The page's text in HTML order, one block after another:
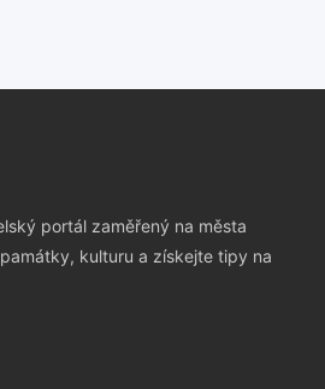
portál zaměřený na města
kulturu a získejte tipy na